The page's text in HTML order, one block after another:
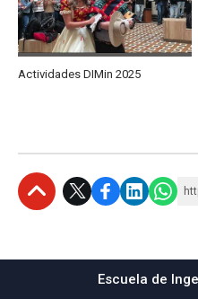
Actividades DIMin 2025
Escuela de